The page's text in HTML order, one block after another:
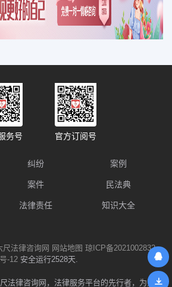
务号 官方订阅号
纠纷 案例
案件 民法典
法律责任 知识大全
尺法律咨询网 网站地图 琼ICP备2021002832
号-12 安全运行2528天.
法律咨询网，法律服务平台的先行者，为数千